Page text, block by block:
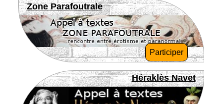
Zone Parafoutrale
Participer
Héraklès Navet